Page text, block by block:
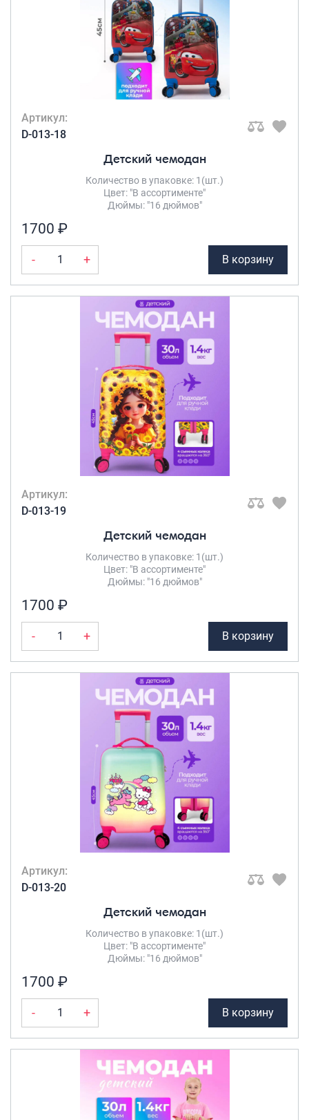
Артикул:
D-013-18
Детский чемодан
Количество в упаковке: 1(шт.)
Цвет: "В ассортименте"
Дюймы: "16 дюймов"
1700 ₽
- + В корзину
Артикул:
D-013-19
Детский чемодан
Количество в упаковке: 1(шт.)
Цвет: "В ассортименте"
Дюймы: "16 дюймов"
1700 ₽
- + В корзину
Артикул:
D-013-20
Детский чемодан
Количество в упаковке: 1(шт.)
Цвет: "В ассортименте"
Дюймы: "16 дюймов"
1700 ₽
- + В корзину